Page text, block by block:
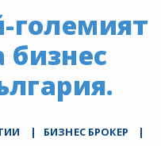
големият
бизнес
| БИЗНЕС БРОКЕР
|